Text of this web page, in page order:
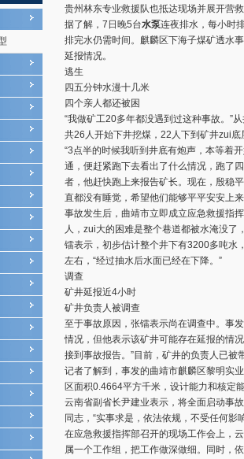
贵州林东专业救援队也抵达现场并展开营
据了解，7日晚5台水泵连夜排水，每小时
排完水仍需时间。麒麟区下海子煤矿透水
延报情况。
逃生
四五分钟水漫十几米
四个亲人都还被困
“我做矿工20多年都没遇到过这种事故。”
共26人开始下井挖煤，22人下到矿井zui
“3点半的时候我听到井底有炮声，本等着
通，便赶紧跑下去看出了什么情况，跑了
者，他赶快跑上来报告矿长。现在，殷稳
直都没有睡觉，希望他们能够平平安安上
事故发生后，曲靖市立即成立应急救援指
人，zui大的困难是整个巷道都被水淹没了
镭表示，初步估计整个井下有3200多吨水
左右，“经过抽水后水面已经在下降。”
调查
矿井延报近4小时
矿井负责人被调查
至于事故原因，张镭表示尚在调查中。事
情况，但他表示该矿井可能存在延报的情
接到事故报告。”目前，矿井的负责人已被
记者了解到，事发的曲靖市麒麟区黎明实
区面积0.4664平方千米，设计能力和核定
云南省副省长尹建业表示，将全面启动事
同志，“实事求是，依法依规，不受任何影
在应急救援指挥部召开的现场工作会上，
属一个工作组，把工作做深做细。同时，